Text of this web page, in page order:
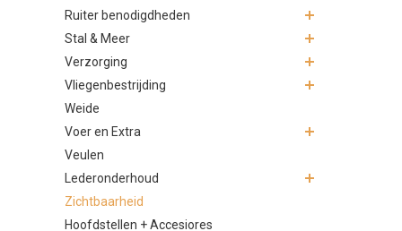
Ruiter benodigdheden
Stal & Meer
Verzorging
Vliegenbestrijding
Weide
Voer en Extra
Veulen
Lederonderhoud
Zichtbaarheid
Hoofdstellen + Accesiores